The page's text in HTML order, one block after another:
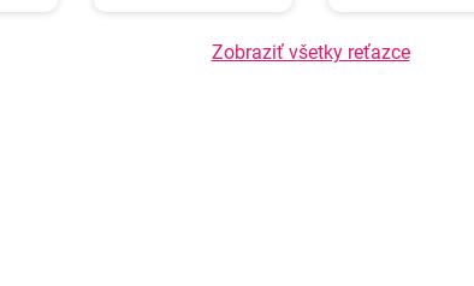
Zobraziť všetky reťazce